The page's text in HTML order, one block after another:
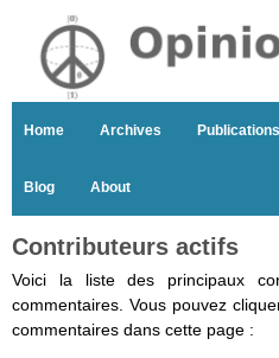
Home Archives Publications
Blog About
Contributeurs actifs
Voici la liste des principaux
commentaires. Vous pouvez
commentaires dans cette page :